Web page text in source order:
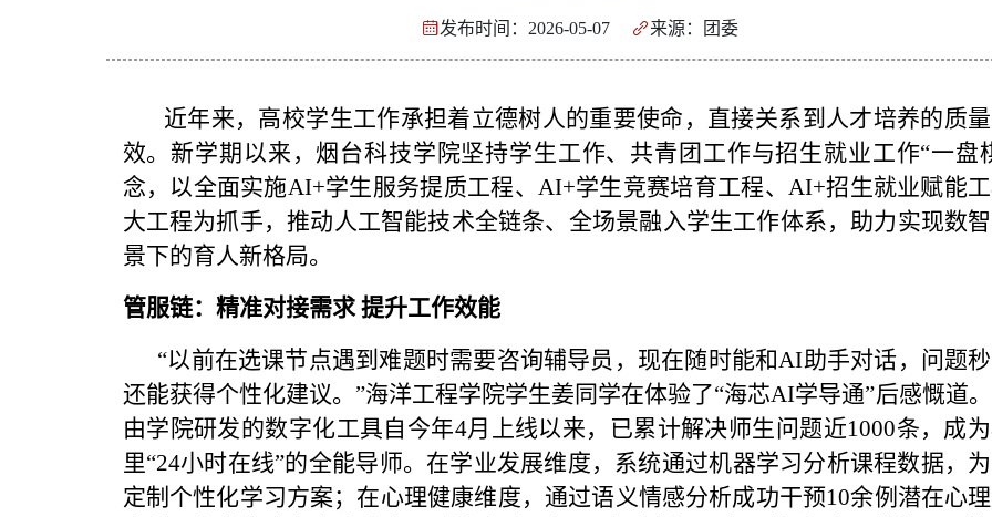
发布时间：2026-05-07 来源：团委
近年来，高校学生工作承担着立德树人的重要使命，直接关系到人才培养的质
效。新学期以来，烟台科技学院坚持学生工作、共青团工作与招生就业工作“一盘
念，以全面实施AI+学生服务提质工程、AI+学生竞赛培育工程、AI+招生就业赋能
大工程为抓手，推动人工智能技术全链条、全场景融入学生工作体系，助力实现数
景下的育人新格局。
管服链：精准对接需求 提升工作效能
“以前在选课节点遇到难题时需要咨询辅导员，现在随时能和AI助手对话，问题
还能获得个性化建议。”海洋工程学院学生姜同学在体验了“海芯AI学导通”后感慨道
由学院研发的数字化工具自今年4月上线以来，已累计解决师生问题近1000条，成
里“24小时在线”的全能导师。在学业发展维度，系统通过机器学习分析课程数据，
定制个性化学习方案；在心理健康维度，通过语义情感分析成功干预10余例潜在心